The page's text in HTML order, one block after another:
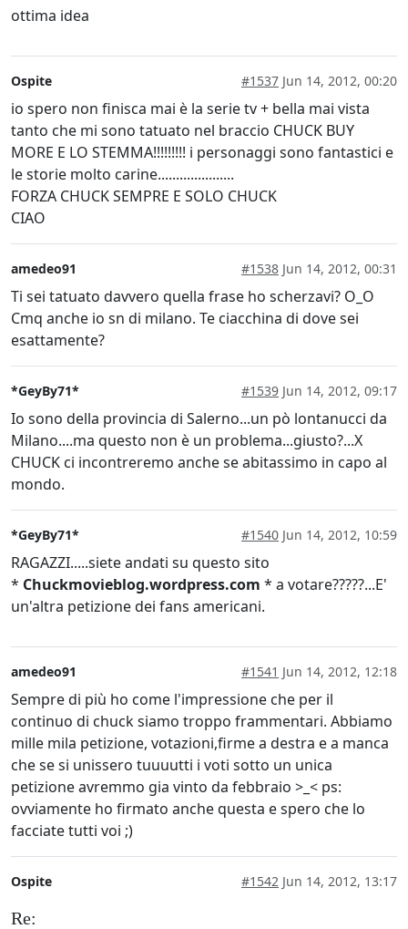
ottima idea
Ospite #1537 Jun 14, 2012, 00:20
io spero non finisca mai è la serie tv + bella mai vista
tanto che mi sono tatuato nel braccio CHUCK BUY
MORE E LO STEMMA!!!!!!!!! i personaggi sono fantastici e
le storie molto carine.....................
FORZA CHUCK SEMPRE E SOLO CHUCK
CIAO
amedeo91 #1538 Jun 14, 2012, 00:31
Ti sei tatuato davvero quella frase ho scherzavi? O_O
Cmq anche io sn di milano. Te ciacchina di dove sei
esattamente?
*GeyBy71* #1539 Jun 14, 2012, 09:17
Io sono della provincia di Salerno...un pò lontanucci da
Milano....ma questo non è un problema...giusto?...X
CHUCK ci incontreremo anche se abitassimo in capo al
mondo.
*GeyBy71* #1540 Jun 14, 2012, 10:59
RAGAZZI.....siete andati su questo sito
* Chuckmovieblog.wordpress.com * a votare?????...E'
un'altra petizione dei fans americani.
amedeo91 #1541 Jun 14, 2012, 12:18
Sempre di più ho come l'impressione che per il
continuo di chuck siamo troppo frammentari. Abbiamo
mille mila petizione, votazioni,firme a destra e a manca
che se si unissero tuuuutti i voti sotto un unica
petizione avremmo gia vinto da febbraio >_< ps:
ovviamente ho firmato anche questa e spero che lo
facciate tutti voi ;)
Ospite #1542 Jun 14, 2012, 13:17
Re: